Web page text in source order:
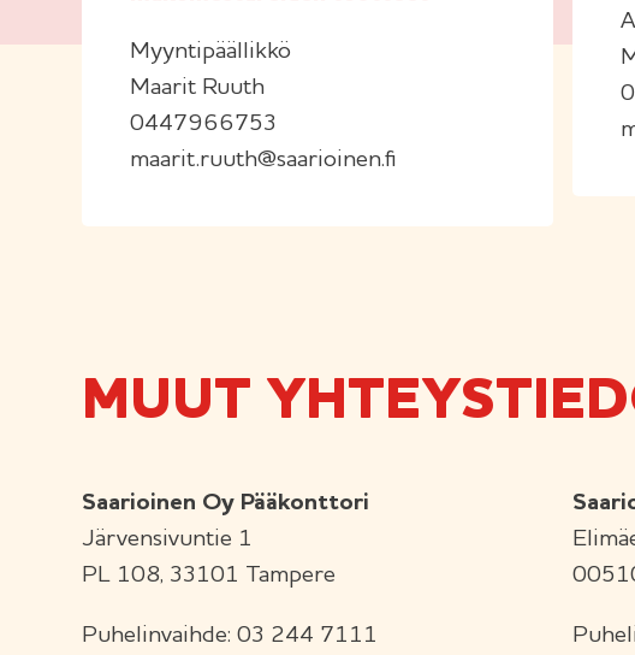
Myyntipäällikkö
Maarit Ruuth
0447966753
maarit.ruuth@saarioinen.fi
MUUT
Saarioinen Oy Pääkonttori
Järvensivuntie 1
PL 108, 33101 Tampere
Puhelinvaihde: 03 244 7111